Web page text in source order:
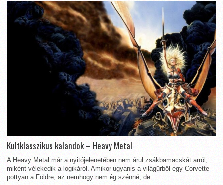
Kultklasszikus kalandok – Heavy Metal
A Heavy Metal már a nyitójelenetében nem árul zsákbamacskát arról,
miként vélekedik a logikáról. Amikor ugyanis a világűrből egy Corvette
pottyan a Földre, az nemhogy nem ég szénné, de...